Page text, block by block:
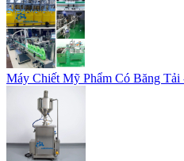
Máy Chiết Mỹ Phẩm Có Băng